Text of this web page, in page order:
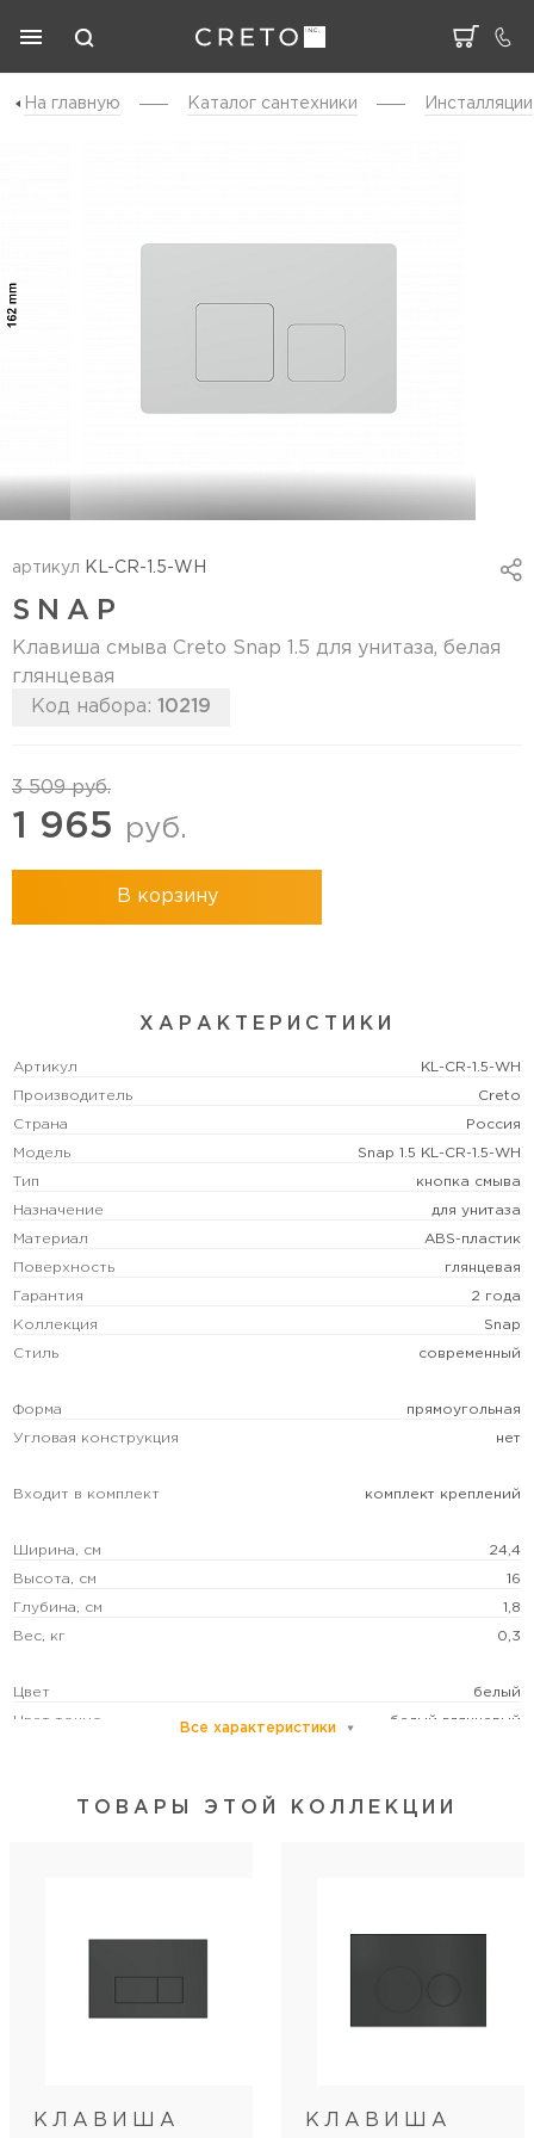
На главную Каталог cантехники Инсталляции
артикул KL-CR-1.5-WH
SNAP
Клавиша смыва Creto Snap 1.5 для унитаза, белая
глянцевая
Код набора: 10219
3 509руб.
1 965 руб.
В корзину
ХАРАКТЕРИСТИКИ
Артикул KL-CR-1.5-WH
Производитель Creto
Страна Россия
Модель Snap 1.5 KL-CR-1.5-WH
Тип кнопка смыва
Назначение для унитаза
Материал ABS-пластик
Поверхность глянцевая
Гарантия 2 года
Коллекция Snap
Стиль современный
Форма прямоугольная
Угловая конструкция нет
Входит в комплект комплект креплений
Ширина, см 24,4
Высота, см 16
Глубина, см 1,8
Вес, кг 0,3
Цвет белый
Цвет точно белый глянцевый
Все характеристики
ТОВАРЫ ЭТОЙ КОЛЛЕКЦИИ
КЛАВИША КЛАВИША